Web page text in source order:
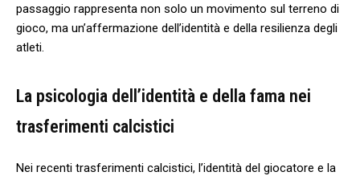
passaggio rappresenta​ non solo un movimento sul terreno di
gioco, ma un’affermazione dell’identità ‍e della resilienza ⁢degli
atleti.
La psicologia dell’identità e della fama nei
trasferimenti calcistici
Nei recenti ​trasferimenti calcistici, l’identità del giocatore e la